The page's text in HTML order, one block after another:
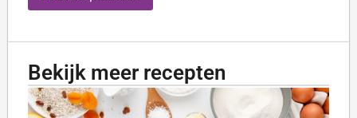
Bekijk meer recepten